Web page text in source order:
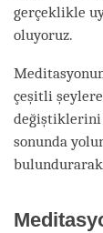
gerçeklikle
oluyoruz.
çeşitli
değiştiklerini
sonunda
bulundurarak